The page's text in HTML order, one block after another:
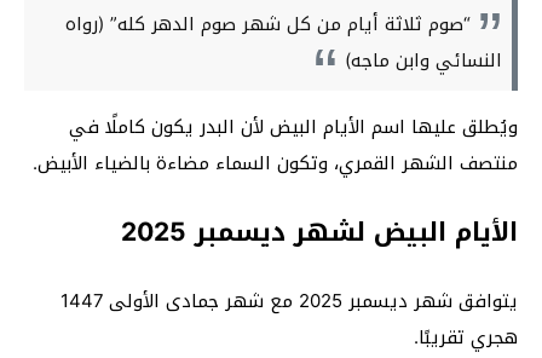
“صوم ثلاثة أيام من كل شهر صوم الدهر كله” (رواه
النسائي وابن ماجه)
ويُطلق عليها اسم الأيام البيض لأن البدر يكون كاملًا في
منتصف الشهر القمري، وتكون السماء مضاءة بالضياء الأبيض.
الأيام البيض لشهر ديسمبر 2025
يتوافق شهر ديسمبر 2025 مع شهر جمادى الأولى 1447
هجري تقريبًا.